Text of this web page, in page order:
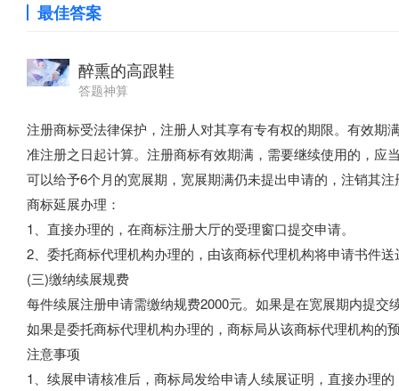
最佳答案
醉熏的高跟鞋
答题神算
注册商标受法律保护，注册人对其享有专有权的期限。有效期
准注册之日起计算。注册商标有效期满，需要继续使用的，
可以给予6个月的宽展期，宽展期满仍未提出申请的，注销其
商标延展办理：
1、直接办理的，在商标注册大厅的受理窗口提交申请。
2、委托商标代理机构办理的，由该商标代理机构将申请书件
(三)缴纳续展规费
每件续展注册申请需缴纳规费2000元。如果是在宽展期内提交
如果是委托商标代理机构办理的，商标局从该商标代理机构的
注意事项
1、续展申请核准后，商标局发给申请人续展证明，直接办理